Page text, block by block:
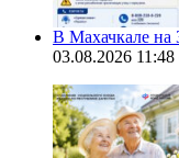
В Махачкале на
03.08.2026 11:48